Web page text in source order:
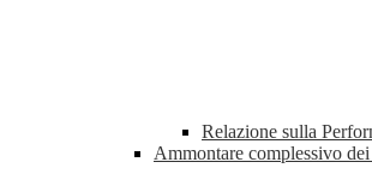
Relazione sulla
Ammontare complessivo